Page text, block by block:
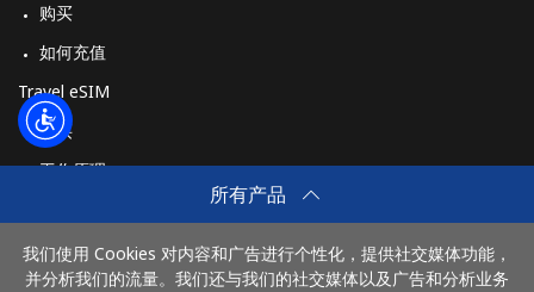
所有产品
我们使用 Cookies 对内容和广告进行个性化，提供社交媒体功能，
并分析我们的流量。我们还与我们的社交媒体以及广告和分析业务
购买
如何充值
Travel eSIM
购买
工作原理
付款方式：